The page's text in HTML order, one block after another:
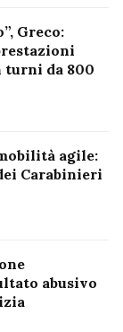
Greco:
turni da 800
agile:
Carabinieri
abusivo